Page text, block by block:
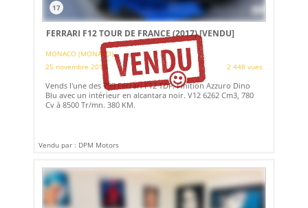
17
FERRARI F12 TOUR DE FRANCE (2017)[VENDU]
MONACO (MONACO)
25 novembre 2018
2 448 vues
Vends l'une des 799 Ferrari F12 TDF. Finition Azzuro Dino
Blu avec un intérieur en alcantara noir. V12 6262 Cm3, 780
Cv à 8500 Tr/mn. 380 KM.
Vendu par : DPM Motors